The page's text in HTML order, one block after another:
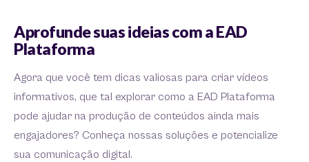
Aprofunde suas ideias com a EAD
Plataforma
Agora que você tem dicas valiosas para criar vídeos
informativos, que tal explorar como a EAD Plataforma
pode ajudar na produção de conteúdos ainda mais
engajadores? Conheça nossas soluções e potencialize
sua comunicação digital.